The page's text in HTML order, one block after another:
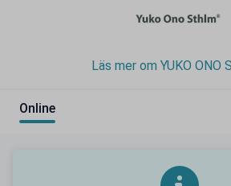
Läs mer om YUKO ONO
Online